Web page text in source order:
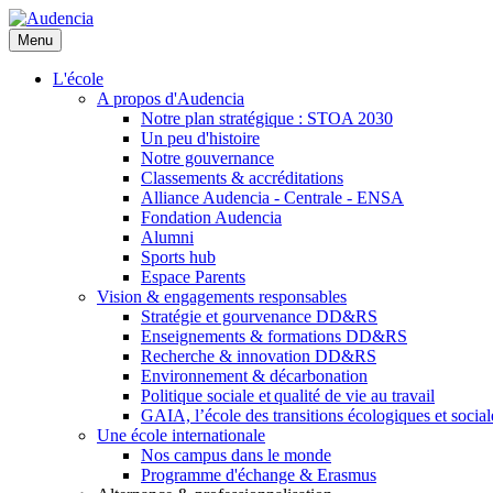
Aller
au
contenu
principal
Menu
L'école
A propos d'Audencia
Notre plan stratégique : STOA 2030
Un peu d'histoire
Notre gouvernance
Classements & accréditations
Alliance Audencia - Centrale - ENSA
Fondation Audencia
Alumni
Sports hub
Espace Parents
Vision & engagements responsables
Stratégie et gourvenance DD&RS
Enseignements & formations DD&RS
Recherche & innovation DD&RS
Environnement & décarbonation
Politique sociale et qualité de vie au travail
GAIA, l’école des transitions écologiques et
Une école internationale
Nos campus dans le monde
Programme d'échange & Erasmus